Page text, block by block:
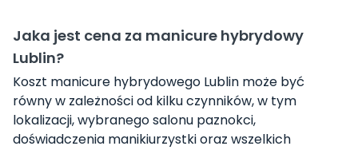
Jaka jest cena za manicure hybrydowy
Lublin?
Koszt manicure hybrydowego Lublin może być
równy w zależności od kilku czynników, w tym
lokalizacji, wybranego salonu paznokci,
doświadczenia manikiurzystki oraz wszelkich